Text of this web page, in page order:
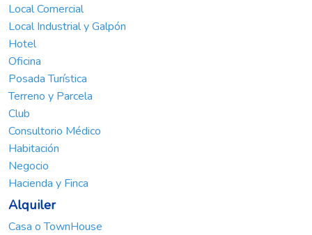
Local Comercial
Local Industrial y Galpón
Hotel
Oficina
Posada Turística
Terreno y Parcela
Club
Consultorio Médico
Habitación
Negocio
Hacienda y Finca
Alquiler
Casa o TownHouse